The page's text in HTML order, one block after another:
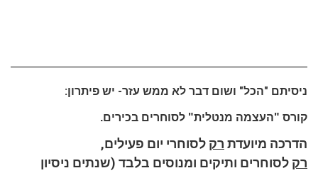
ניסיתם "הכל" ושום דבר לא ממש עזר- יש פיתרון:
קורס "העצמה מנטלית" לסוחרים בכירים.
הדרכה מיועדת רק לסוחרי יום פעילים,
רק לסוחרים ותיקים ומנוסים בלבד (שנתים ניסיון